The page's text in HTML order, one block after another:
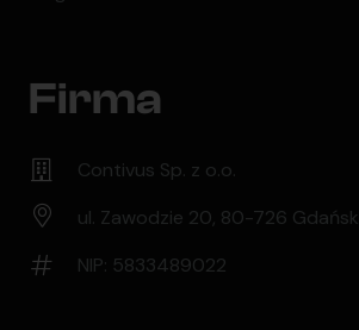
Firma
Contivus Sp. z o.o.
ul. Zawodzie 20, 80-726 Gdańsk
NIP: 5833489022